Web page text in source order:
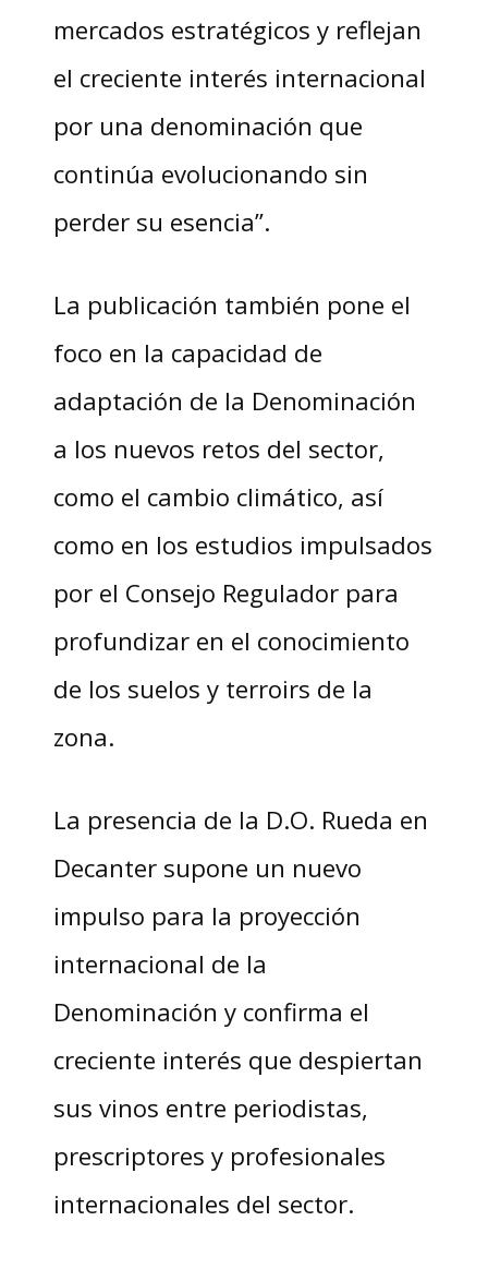
mercados estratégicos y reflejan
el creciente interés internacional
por una denominación que
continúa evolucionando sin
perder su esencia”.
La publicación también pone el
foco en la capacidad de
adaptación de la Denominación
a los nuevos retos del sector,
como el cambio climático, así
como en los estudios impulsados
por el Consejo Regulador para
profundizar en el conocimiento
de los suelos y terroirs de la
zona.
La presencia de la D.O. Rueda en
Decanter supone un nuevo
impulso para la proyección
internacional de la
Denominación y confirma el
creciente interés que despiertan
sus vinos entre periodistas,
prescriptores y profesionales
internacionales del sector.